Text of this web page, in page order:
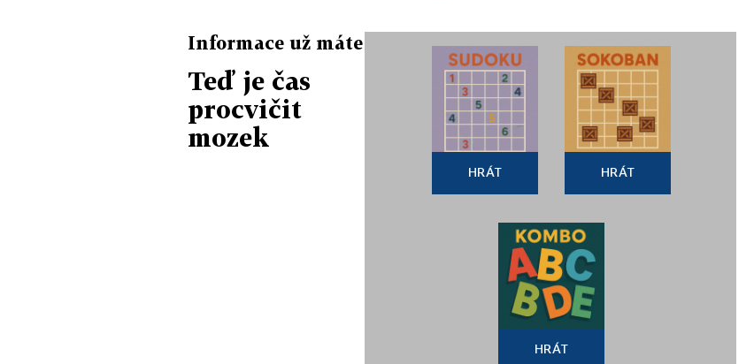
Informace už máte
Teď je čas
procvičit
mozek
HRÁT HRÁT
HRÁT